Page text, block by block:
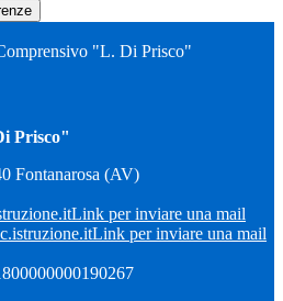
"L. Di Prisco"
Prisco"
Fontanarosa (AV)
Link per inviare una mail
Link per inviare una mail